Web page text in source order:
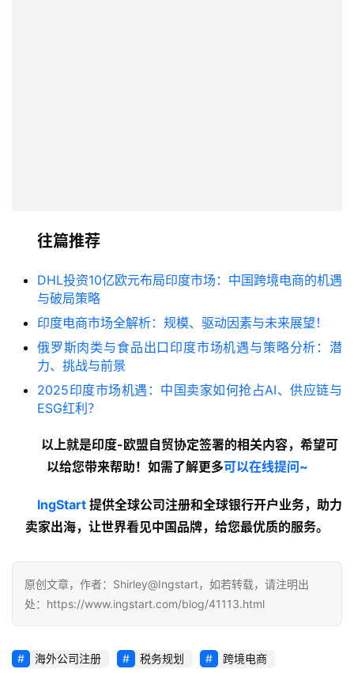
往篇推荐
DHL投资10亿欧元布局印度市场：中国跨境电商的机遇
与破局策略
印度电商市场全解析：规模、驱动因素与未来展望！
俄罗斯肉类与食品出口印度市场机遇与策略分析：潜
力、挑战与前景
2025印度市场机遇：中国卖家如何抢占AI、供应链与
ESG红利？
以上就是印度-欧盟自贸协定签署的相关内容，希望可
以给您带来帮助！如需了解更多可以在线提问~
lngStart 提供全球公司注册和全球银行开户业务，助力
卖家出海，让世界看见中国品牌，给您最优质的服务。
原创文章，作者：Shirley@Ingstart，如若转载，请注明出
处：https://www.ingstart.com/blog/41113.html
海外公司注册 税务规划 跨境电商